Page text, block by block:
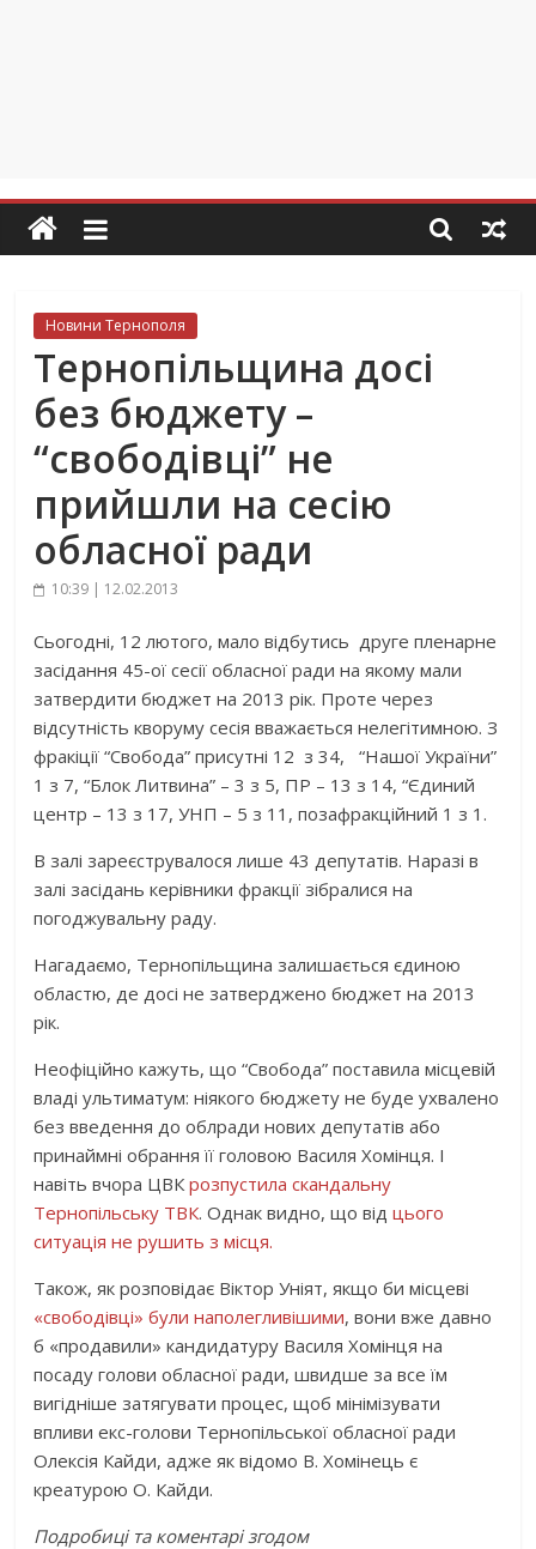
Новини Тернополя
Тернопільщина досі
без бюджету –
“свободівці” не
прийшли на сесію
обласної ради
10:39 | 12.02.2013
Сьогодні, 12 лютого, мало відбутись друге пленарне
засідання 45-ої сесії обласної ради на якому мали
затвердити бюджет на 2013 рік. Проте через
відсутність кворуму сесія вважається нелегітимною. З
фракіції “Свобода” присутні 12 з 34, “Нашої України”
1 з 7, “Блок Литвина” – 3 з 5, ПР – 13 з 14, “Єдиний
центр – 13 з 17, УНП – 5 з 11, позафракційний 1 з 1.
В залі зареєструвалося лише 43 депутатів. Наразі в
залі засідань керівники фракції зібралися на
погоджувальну раду.
Нагадаємо, Тернопільщина залишається єдиною
областю, де досі не затверджено бюджет на 2013
рік.
Неофіційно кажуть, що “Свобода” поставила місцевій
владі ультиматум: ніякого бюджету не буде ухвалено
без введення до облради нових депутатів або
принаймні обрання її головою Василя Хомінця. І
навіть вчора ЦВКрозпустила скандальну
Тернопільську ТВК. Однак видно, що відцього
ситуація не рушить з місця.
Також, як розповідає Віктор Уніят, якщо би місцеві
«свободівці» були наполегливішими, вони вже давно
б «продавили» кандидатуру Василя Хомінця на
посаду голови обласної ради, швидше за все їм
вигідніше затягувати процес, щоб мінімізувати
впливи екс-голови Тернопільської обласної ради
Олексія Кайди, адже як відомо В. Хомінець є
креатурою О. Кайди.
Подробиці та коментарі згодом